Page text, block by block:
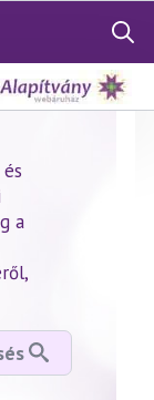
Search
for:
a